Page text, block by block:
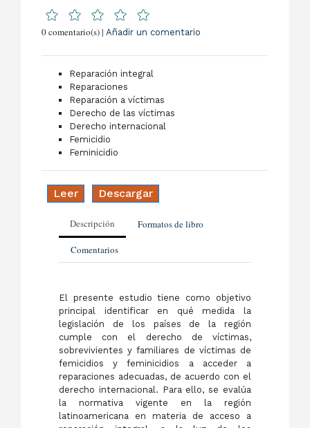
0 comentario(s) |Añadir un comentario
Reparación integral
Reparaciones
Reparación a víctimas
Derecho de las víctimas
Derecho internacional
Femicidio
Feminicidio
Leer Descargar
Descripción Formatos de libro
Comentarios
El presente estudio tiene como objetivo
principal identificar en qué medida la
legislación de los países de la región
cumple con el derecho de víctimas,
sobrevivientes y familiares de víctimas de
femicidios y feminicidios a acceder a
reparaciones adecuadas, de acuerdo con el
derecho internacional. Para ello, se evalúa
la normativa vigente en la región
latinoamericana en materia de acceso a